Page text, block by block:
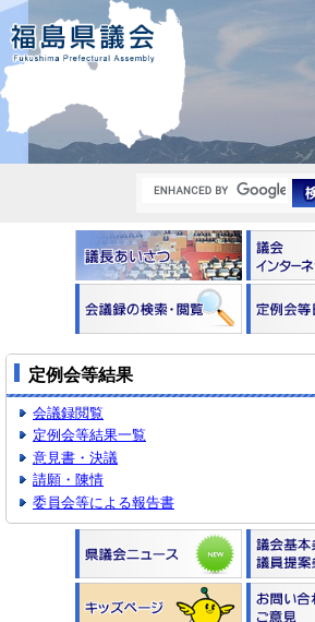
福島県議会
定例会等結果
会議録閲覧
定例会等結果一覧
意見書・決議
請願・陳情
委員会等による報告書